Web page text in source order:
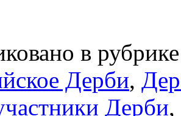
в
Дерби,
Дерби,